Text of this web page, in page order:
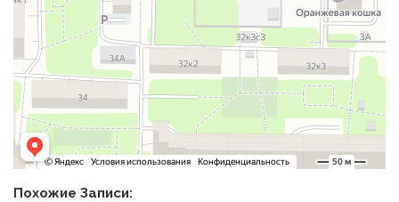
Похожие Записи: